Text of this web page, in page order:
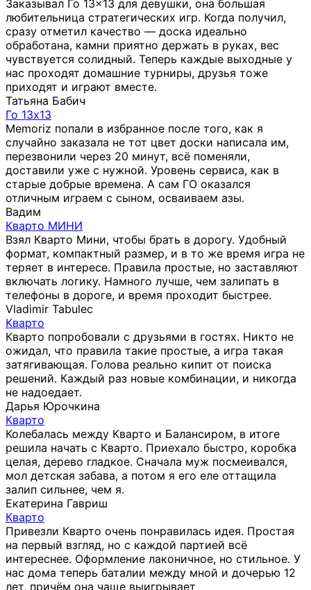
Заказывал Го 13×13 для девушки, она большая
любительница стратегических игр. Когда получил,
сразу отметил качество — доска идеально
обработана, камни приятно держать в руках, вес
чувствуется солидный. Теперь каждые выходные у
нас проходят домашние турниры, друзья тоже
приходят и играют вместе.
Татьяна Бабич
Го 13х13
Memoriz попали в избранное после того, как я
случайно заказала не тот цвет доски написала им,
перезвонили через 20 минут, всё поменяли,
доставили уже с нужной. Уровень сервиса, как в
старые добрые времена. А сам ГО оказался
отличным играем с сыном, осваиваем азы.
Вадим
Кварто МИНИ
Взял Кварто Мини, чтобы брать в дорогу. Удобный
формат, компактный размер, и в то же время игра не
теряет в интересе. Правила простые, но заставляют
включать логику. Намного лучше, чем залипать в
телефоны в дороге, и время проходит быстрее.
Vladimir Tabulec
Кварто
Кварто попробовали с друзьями в гостях. Никто не
ожидал, что правила такие простые, а игра такая
затягивающая. Голова реально кипит от поиска
решений. Каждый раз новые комбинации, и никогда
не надоедает.
Дарья Юрочкина
Кварто
Колебалась между Кварто и Балансиром, в итоге
решила начать с Кварто. Приехало быстро, коробка
целая, дерево гладкое. Сначала муж посмеивался,
мол детская забава, а потом я его еле оттащила
залип сильнее, чем я.
Екатерина Гавриш
Кварто
Привезли Кварто очень понравилась идея. Простая
на первый взгляд, но с каждой партией всё
интереснее. Оформление лаконичное, но стильное. У
нас дома теперь баталии между мной и дочерью 12
лет, причём она чаще выигрывает